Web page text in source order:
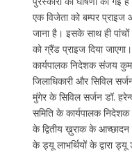
एक विजेता को बम्पर प्राइज
जाना है। इसके साथ ही
को ग्रैंड प्राइज दिया
कार्यपालक निदेशक संजय
जिलाधिकारी और सिविल
मुंगेर के सिविल सर्जन डॉ.
समिति के कार्यपालक निदेशक
के द्वितीय ख़ुराक के आच्छादन
के ड्यू लाभर्थियों के द्वारा